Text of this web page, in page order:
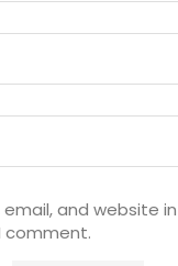
and website
comment.